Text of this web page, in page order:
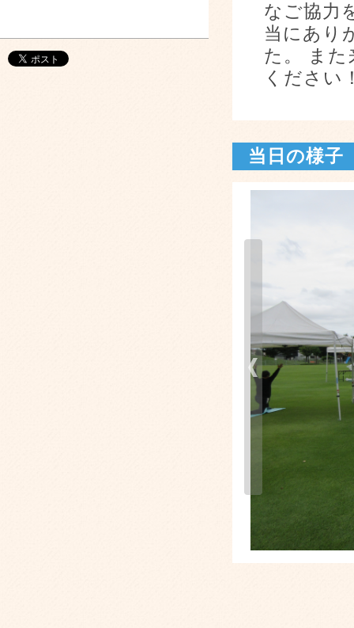
なご協力
当にあり
た。 また
ください
当日の様子